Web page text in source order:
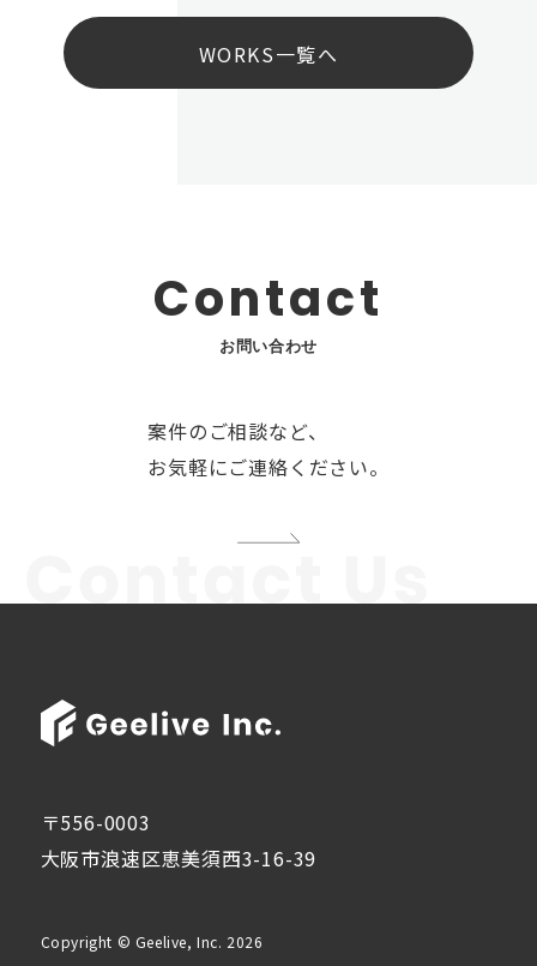
WORKS一覧へ
Contact
お問い合わせ
案件のご相談など、
お気軽にご連絡ください。
〒556-0003
大阪市浪速区恵美須西3-16-39
Copyright © Geelive, Inc. 2026